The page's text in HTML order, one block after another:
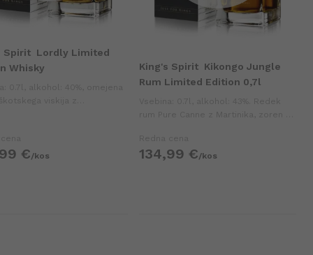
Spirit Lordly Limited
Whisky
€/kos
King's Spirit Kikongo Jungle
Rum Limited Edition 0,7l
134,99 €/kos